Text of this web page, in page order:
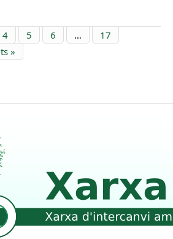
4 5 6 …
17
»